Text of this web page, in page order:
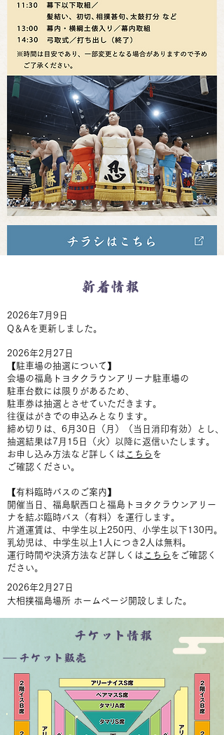
​大相撲
​2026年7月9日
​Q＆Aを更新しました。
​2026年2月27日
【駐車場の抽選について】
会場の福島トヨタクラウンアリーナ駐車場の
駐車台数には限りがあるため、
駐車券は抽選とさせていただきます。
往復はがきでの申込みとなります。
締め切りは、6月30日（月）（当日消印有効）とし、
抽選結果は7月15日（火）以降に返信いたします。
お申し込み方法など詳しくは こちら を
ご確認ください。
【有料臨時バスのご案内】
開催当日、福島駅西口と福島トヨタクラウンアリー
ナを結ぶ臨時バス（有料）を運行します。
片道運賃は、中学生以上250円、小学生以下130円。
乳幼児は、中学生以上1人につき2人は無料。
運行時間や決済方法など詳しくは こちら をご確認く
ださい。
​2026年2月27日
​大相撲福島場所 ホームページ開設しました。